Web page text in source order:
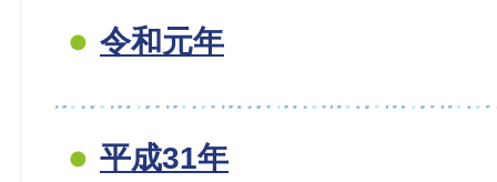
令和元年
平成31年